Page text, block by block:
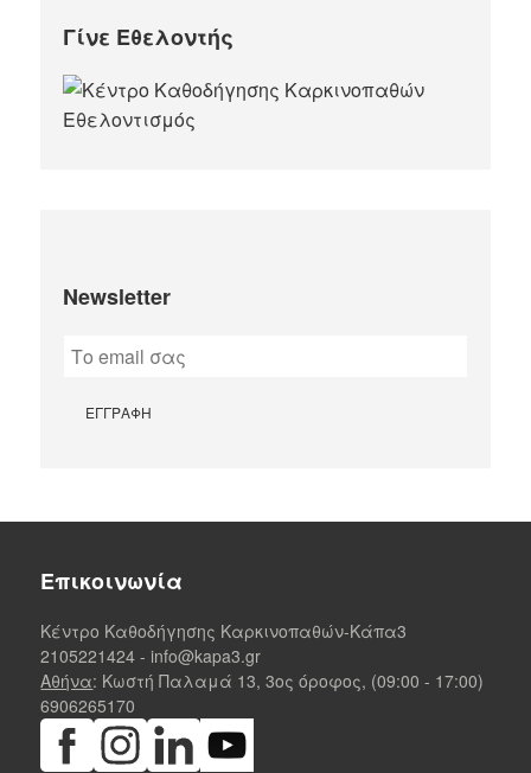
Γίνε Εθελοντής
Newsletter
Επικοινωνία
Κέντρο Καθοδήγησης Καρκινοπαθών-Κάπα3
2105221424 - info@kapa3.gr
Αθήνα: Κωστή Παλαμά 13, 3ος όροφος, (09:00 - 17:00)
6906265170